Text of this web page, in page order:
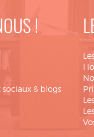
!
sociaux & blogs